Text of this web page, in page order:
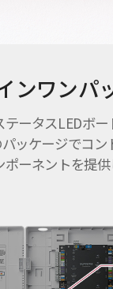
ンワンパ
ータスLEDボー
ッケージでコン
ーネントを提供